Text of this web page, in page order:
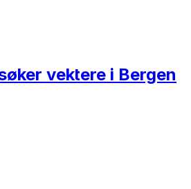
vektere i Bergen